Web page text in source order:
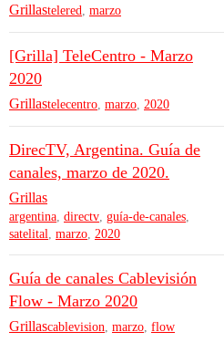
Grillastelered marzo
[Grilla] TeleCentro - Marzo
2020
Grillastelecentro marzo 2020
DirecTV, Argentina. Guía de
canales, marzo de 2020.
Grillas
argentina, directv, guía-de-canales,
satelital, marzo, 2020
Guía de canales Cablevisión
Flow - Marzo 2020
Grillascablevision marzo flow